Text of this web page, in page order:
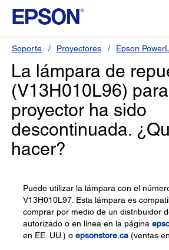
Soporte Proyectores Epson
La lámpara de
(V13H010L96)
proyector ha sido
descontinuada.
hacer?
Puede utilizar la lámpara con el
V13H010L97. Esta lámpara es
comprar por medio de un distribuidor
autorizado o en línea en la página
en EE. UU.) o epsonstore.ca (ventas